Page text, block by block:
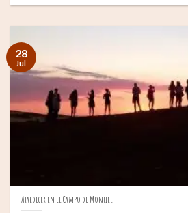
Atardecer en el Campo de Montiel
28
Jul